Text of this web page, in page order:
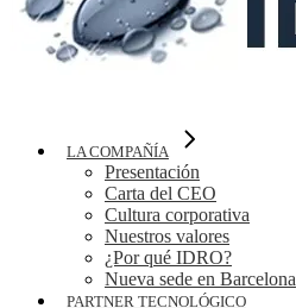
LA COMPAÑÍA
Presentación
Carta del CEO
Cultura corporativa
Nuestros valores
¿Por qué IDRO?
Nueva sede en Barcelona
PARTNER TECNOLÓGICO